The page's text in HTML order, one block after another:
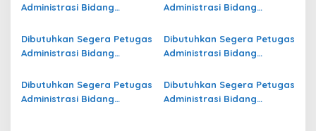
Administrasi Bidang
Samarinda Terbaru
Administrasi Bidang
di Halmahera Utara
Terbaru
Dibutuhkan Segera Petugas
Administrasi Bidang
Komering Ulu Selatan
Terbaru
Dibutuhkan Segera Petugas
Administrasi Bidang
di Kepulauan Sangihe
Terbaru
Dibutuhkan Segera Petugas
Administrasi Bidang
Dibutuhkan Segera Petugas
Administrasi Bidang